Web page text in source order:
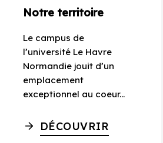
Notre territoire
Le campus de
l’université Le Havre
Normandie jouit d’un
emplacement
exceptionnel au coeur...
DÉCOUVRIR